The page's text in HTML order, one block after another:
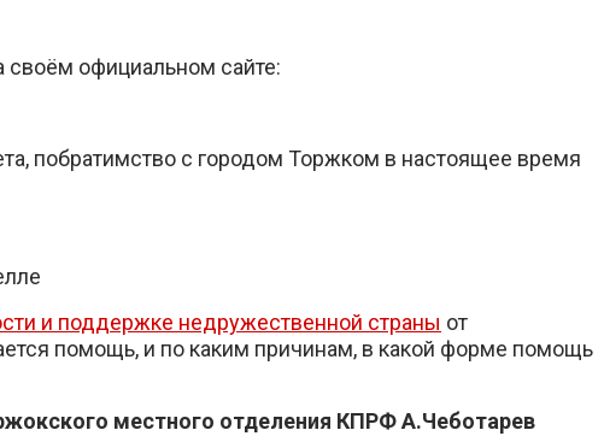
своём официальном сайте:
побратимство с городом Торжком в настоящее время
и поддержке недружественной страны от
помощь, и по каким причинам, в какой форме помощь
местного отделения КПРФ А.Чеботарев